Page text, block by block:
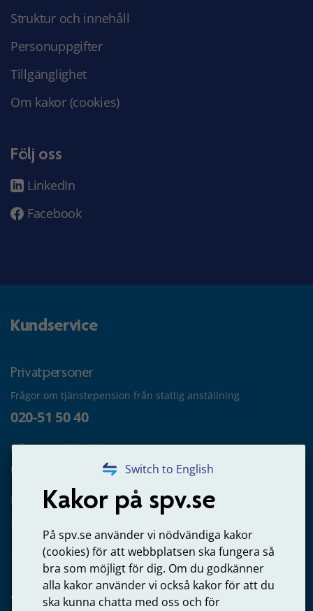
Switch to English
Kakor på spv.se
På spv.se använder vi nödvändiga kakor
(cookies) för att webbplatsen ska fungera så
bra som möjligt för dig. Om du godkänner
alla kakor använder vi också kakor för att du
ska kunna chatta med oss och för
Struktur och innehåll
Personuppgifter
Tillgänglighet
Om kakor (cookies)
Följ oss
LinkedIn
Facebook
Kundservice
Privatpersoner
Frågor om tjänstepension från statlig anställning
020-51 50 40
Frågor om utbetalning
020-65 00 65
Kontakta oss
Arbetsgivare